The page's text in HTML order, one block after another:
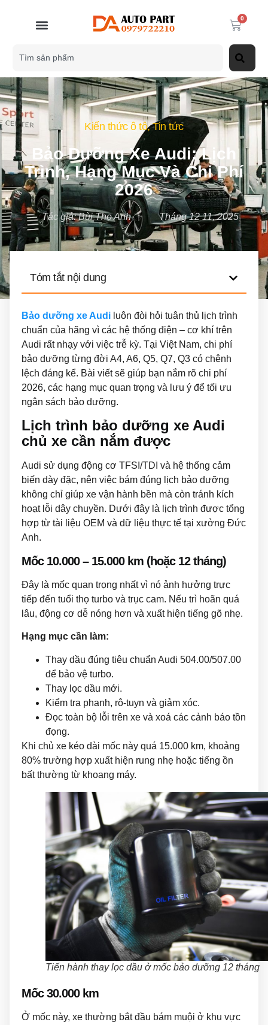
0
Kiến thức ô tô,Tin tức
Bảo Dưỡng Xe Audi: Lịch
Trình, Hạng Mục Và Chi Phí
2026
Tác giả:Bùi Thọ Anh Tháng 12 11, 2025
Tóm tắt nội dung
Bảo dưỡng xe Audi luôn đòi hỏi tuân thủ lịch trình
chuẩn của hãng vì các hệ thống điện – cơ khí trên
Audi rất nhạy với việc trễ kỳ. Tại Việt Nam, chi phí
bảo dưỡng từng đời A4, A6, Q5, Q7, Q3 có chênh
lệch đáng kể. Bài viết sẽ giúp bạn nắm rõ chi phí
2026, các hạng mục quan trọng và lưu ý để tối ưu
ngân sách bảo dưỡng.
Lịch trình bảo dưỡng xe Audi
chủ xe cần nắm được
Audi sử dụng động cơ TFSI/TDI và hệ thống cảm
biến dày đặc, nên việc bám đúng lịch bảo dưỡng
không chỉ giúp xe vận hành bền mà còn tránh kích
hoạt lỗi dây chuyền. Dưới đây là lịch trình được tổng
hợp từ tài liệu OEM và dữ liệu thực tế tại xưởng Đức
Anh.
Mốc 10.000 – 15.000 km (hoặc 12 tháng)
Đây là mốc quan trọng nhất vì nó ảnh hưởng trực
tiếp đến tuổi thọ turbo và trục cam. Nếu trì hoãn quá
lâu, động cơ dễ nóng hơn và xuất hiện tiếng gõ nhẹ.
Hạng mục cần làm:
Thay dầu đúng tiêu chuẩn Audi 504.00/507.00
để bảo vệ turbo.
Thay lọc dầu mới.
Kiểm tra phanh, rô-tuyn và giảm xóc.
Đọc toàn bộ lỗi trên xe và xoá các cảnh báo tồn
đọng.
Khi chủ xe kéo dài mốc này quá 15.000 km, khoảng
80% trường hợp xuất hiện rung nhẹ hoặc tiếng ồn
bất thường từ khoang máy.
Tiến hành thay lọc dầu ở mốc bảo dưỡng 12 tháng
Mốc 30.000 km
Ở mốc này, xe thường bắt đầu bám muội ở khu vực